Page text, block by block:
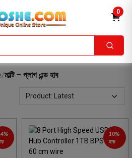
0
/মাল্টি – প্লাগ এন্ড হাব
10%
ছাড়